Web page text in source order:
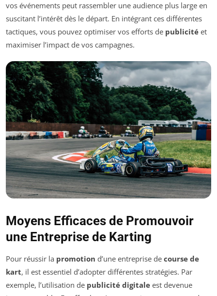
vos événements peut rassembler une audience plus large en
suscitant l’intérêt dès le départ. En intégrant ces différentes
tactiques, vous pouvez optimiser vos efforts de publicité et
maximiser l’impact de vos campagnes.
Moyens Efficaces de Promouvoir
une Entreprise de Karting
Pour réussir la promotion d’une entreprise de course de
kart, il est essentiel d’adopter différentes stratégies. Par
exemple, l’utilisation de publicité digitale est devenue